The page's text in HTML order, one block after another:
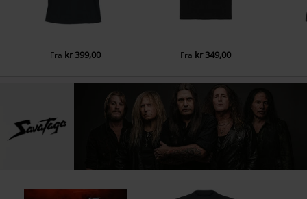
Fra kr 399,00 Fra kr 349,00